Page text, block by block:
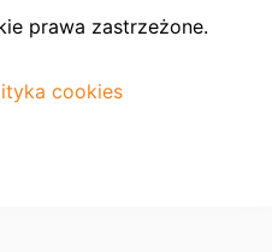
prawa zastrzeżone.
cookies